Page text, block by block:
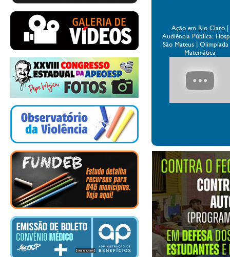
Ação em Rio Claro |
Audiência Pública:
São Mateus |
Matemática